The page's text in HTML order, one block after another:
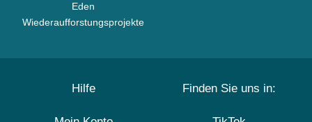
Eden
Wiederaufforstungsprojekte
Hilfe Finden Sie uns in: